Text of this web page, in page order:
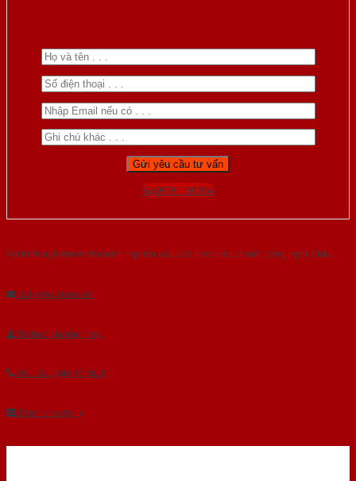
Gọi 0976.169.864
Với kinh nghiệm nhiêu năm nghiên cứu cửa theo tiêu chuẩn công nghệ Châu
Âu.Chúng tôi tự tin là nhà sản xuất & cung cấp hàng đầu tại Việt Nam!
Gửi yêu cầu tư vấn
Tải báo giá tổng hợp
Yêu cầu gọi lại (3 phút)
Dành cho đại lý